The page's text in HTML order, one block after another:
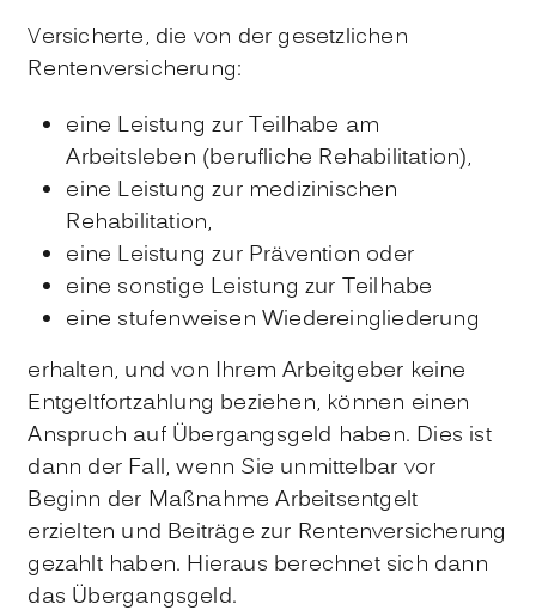
Versicherte, die von der gesetzlichen
Rentenversicherung:
eine Leistung zur Teilhabe am
Arbeitsleben (berufliche Rehabilitation),
eine Leistung zur medizinischen
Rehabilitation,
eine Leistung zur Prävention oder
eine sonstige Leistung zur Teilhabe
eine stufenweisen Wiedereingliederung
erhalten, und von Ihrem Arbeitgeber keine
Entgeltfortzahlung beziehen, können einen
Anspruch auf Übergangsgeld haben. Dies ist
dann der Fall, wenn Sie unmittelbar vor
Beginn der Maßnahme Arbeitsentgelt
erzielten und Beiträge zur Rentenversicherung
gezahlt haben. Hieraus berechnet sich dann
das Übergangsgeld.